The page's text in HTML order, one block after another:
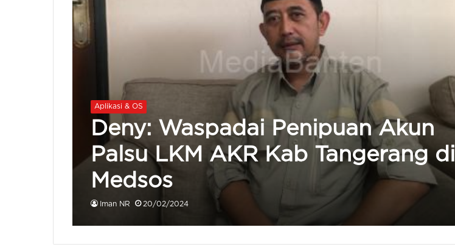
Aplikasi & OS
Deny: Waspadai Penipuan Akun
Palsu LKM AKR Kab Tangerang di
Medsos
Iman NR 20/02/2024